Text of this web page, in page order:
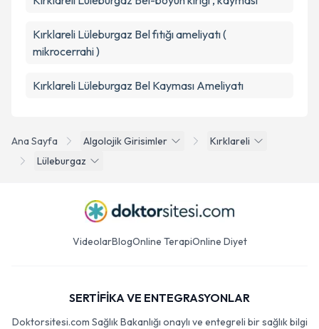
Ana Sayfa Algolojik Girisimler
Kırklareli
Lüleburgaz
Kırklareli Lüleburgaz Bel fıtığı ameliyatı (
mikrocerrahi )
Kırklareli Lüleburgaz Bel Kayması Ameliyatı
VideolarBlogOnline TerapiOnline Diyet
SERTİFİKA VE ENTEGRASYONLAR
Doktorsitesi.com Sağlık Bakanlığı onaylı ve entegreli bir sağlık bilgi